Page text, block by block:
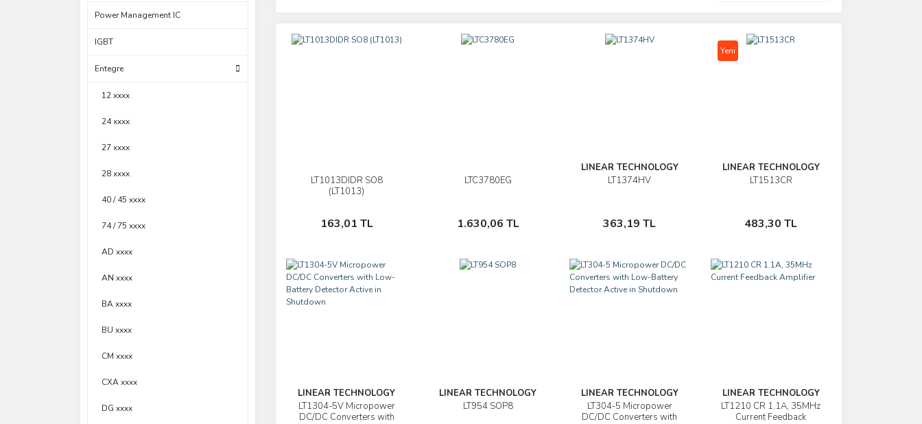
Power Management IC
IGBT
Entegre
12 xxxx
24 xxxx
27 xxxx
28 xxxx
40 / 45 xxxx
74 / 75 xxxx
AD xxxx
AN xxxx
BA xxxx
BU xxxx
CM xxxx
CXA xxxx
DG xxxx
LT1013DIDR SO8
(LT1013)
163,01 TL
İncele
Sepete Ekle
LTC3780EG
1.630,06 TL
İncele
Sepete Ekle
LINEAR TECHNOLOGY
LT1374HV
363,19 TL
İncele
Sepete Ekle
Yeni
LINEAR TECHNOLOGY
LT1513CR
483,30 TL
İncele
Sepete Ekle
LINEAR TECHNOLOGY
LT1304-5V Micropower
DC/DC Converters with
İncele
LINEAR TECHNOLOGY
LT954 SOP8
İncele
LINEAR TECHNOLOGY
LT304-5 Micropower
DC/DC Converters with
İncele
LINEAR TECHNOLOGY
LT1210 CR 1.1A, 35MHz
Current Feedback
İncele